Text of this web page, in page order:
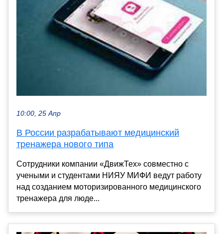
10:00, 25 Апр
В России разрабатывают медицинский
тренажера нового типа
Сотрудники компании «ДвижТех» совместно с
учеными и студентами НИЯУ МИФИ ведут работу
над созданием моторизированного медицинского
тренажера для люде...